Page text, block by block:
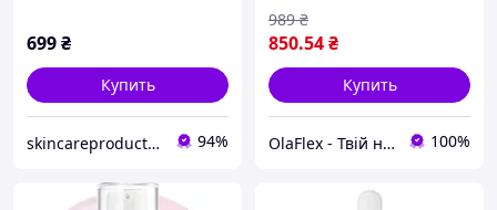
699₴
Купить
skincareproducts.com 94%
850.54₴
989 ₴
Купить
OlaFlex - Твій надійний партнер в світі краси! 100%